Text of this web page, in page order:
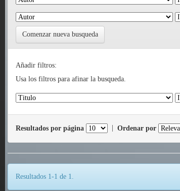
Comenzar nueva busqueda
Añadir filtros:
Usa los filtros para afinar la busqueda.
Resultados por página Ordenar por
Resultados 1-1 de 1.